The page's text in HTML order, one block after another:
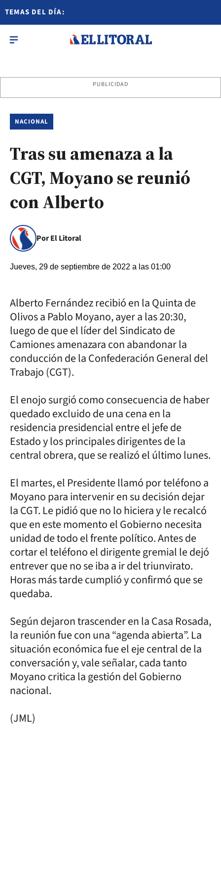
TEMAS DEL DÍA:
PUBLICIDAD
NACIONAL
Tras su amenaza a la
CGT, Moyano se reunió
con Alberto
Por El Litoral
Jueves, 29 de septiembre de 2022 a las 01:00
Alberto Fernández recibió en la Quinta de
Olivos a Pablo Moyano, ayer a las 20:30,
luego de que el líder del Sindicato de
Camiones amenazara con abandonar la
conducción de la Confederación General del
Trabajo (CGT).
El enojo surgió como consecuencia de haber
quedado excluido de una cena en la
residencia presidencial entre el jefe de
Estado y los principales dirigentes de la
central obrera, que se realizó el último lunes.
El martes, el Presidente llamó por teléfono a
Moyano para intervenir en su decisión dejar
la CGT. Le pidió que no lo hiciera y le recalcó
que en este momento el Gobierno necesita
unidad de todo el frente político. Antes de
cortar el teléfono el dirigente gremial le dejó
entrever que no se iba a ir del triunvirato.
Horas más tarde cumplió y confirmó que se
quedaba.
Según dejaron trascender en la Casa Rosada,
la reunión fue con una “agenda abierta”. La
situación económica fue el eje central de la
conversación y, vale señalar, cada tanto
Moyano critica la gestión del Gobierno
nacional.
(JML)